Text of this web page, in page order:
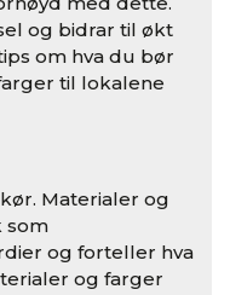
og bidrar til økt
om hva du bør
til lokalene
Materialer og
som
og forteller hva
og farger